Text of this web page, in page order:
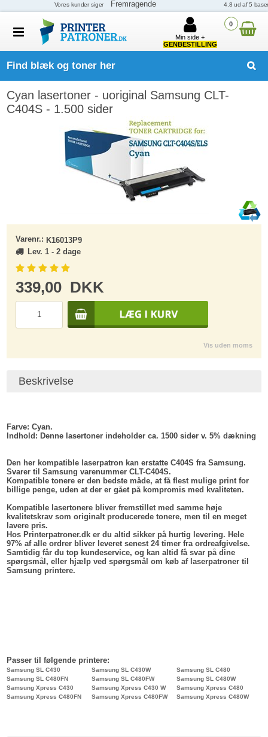
0
Min side +
GENBESTILLING
Find blæk og toner her
Cyan lasertoner - uoriginal Samsung CLT-
C404S - 1.500 sider
Varenr.: K16013P9
Lev. 1 - 2 dage
339,00 DKK
Vis uden moms
Beskrivelse
Farve: Cyan.
Indhold: Denne lasertoner indeholder ca. 1500 sider v. 5% dækning
Den her kompatible laserpatron kan erstatte C404S fra Samsung.
Svarer til Samsung varenummer CLT-C404S.
Kompatible tonere er den bedste måde, at få flest mulige print for
billige penge, uden at der er gået på kompromis med kvaliteten.
Kompatible lasertonere bliver fremstillet med samme høje
kvalitetskrav som originalt producerede tonere, men til en meget
lavere pris.
Hos Printerpatroner.dk er du altid sikker på hurtig levering. Hele
97% af alle ordrer bliver leveret senest 24 timer fra ordreafgivelse.
Samtidig får du top kundeservice, og kan altid få svar på dine
spørgsmål, eller hjælp ved spørgsmål om køb af laserpatroner til
Samsung printere.
Passer til følgende printere:
Samsung SL C430 Samsung SL C430W
Samsung SL C480
Samsung SL C480FN
Samsung SL C480FW
Samsung SL C480W
Samsung Xpress C430
Samsung Xpress C430 W
Samsung Xpress C480
Samsung Xpress C480FN
Samsung Xpress C480FW Samsung Xpress C480W